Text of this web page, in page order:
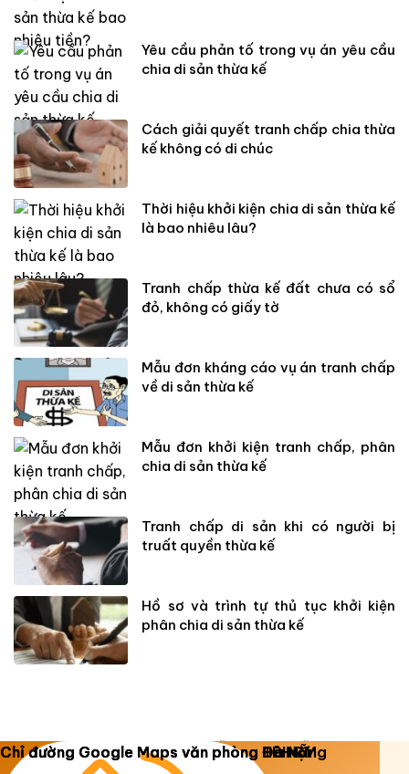
Yêu cầu phản tố trong vụ án yêu cầu
chia di sản thừa kế
Cách giải quyết tranh chấp chia thừa
kế không có di chúc
Thời hiệu khởi kiện chia di sản thừa kế
là bao nhiêu lâu?
Tranh chấp thừa kế đất chưa có sổ
đỏ, không có giấy tờ
Mẫu đơn kháng cáo vụ án tranh chấp
về di sản thừa kế
Mẫu đơn khởi kiện tranh chấp, phân
chia di sản thừa kế
Tranh chấp di sản khi có người bị
truất quyền thừa kế
Hồ sơ và trình tự thủ tục khởi kiện
phân chia di sản thừa kế
Copyright 2026 © Luật Dương Gia